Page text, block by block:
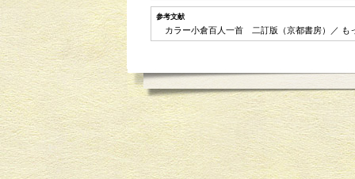
参考文献
カラー小倉百人一首 二訂版（京都書房）／ も